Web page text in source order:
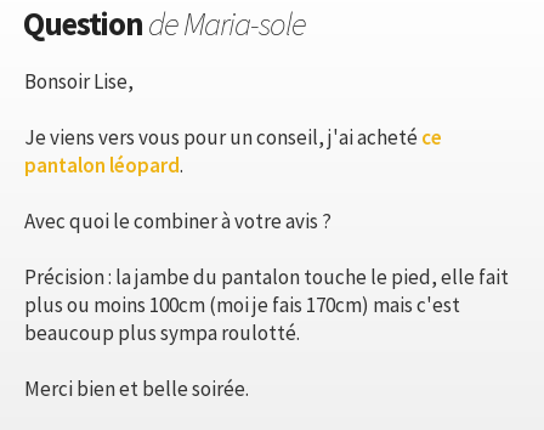
Questionde Maria-sole
Bonsoir Lise,
Je viens vers vous pour un conseil, j'ai achetéce
pantalon léopard.
Avec quoi le combiner à votre avis ?
Précision : la jambe du pantalon touche le pied, elle fait
plus ou moins 100cm (moi je fais 170cm) mais c'est
beaucoup plus sympa roulotté.
Merci bien et belle soirée.